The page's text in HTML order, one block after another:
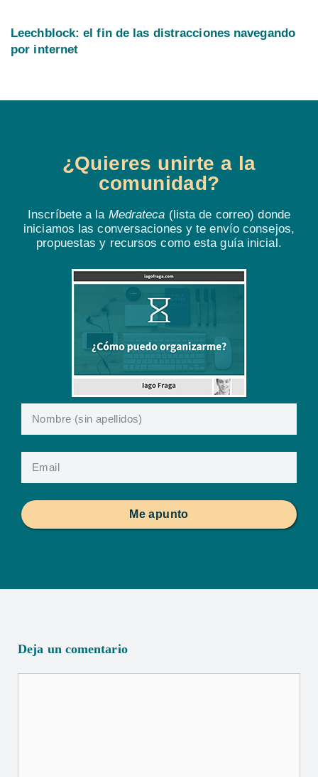
Leechblock: el fin de las distracciones navegando
por internet
¿Quieres unirte a la
comunidad?
Inscríbete a la Medrateca (lista de correo) donde
iniciamos las conversaciones y te envío consejos,
propuestas y recursos como esta guía inicial.
Me apunto
Deja un comentario